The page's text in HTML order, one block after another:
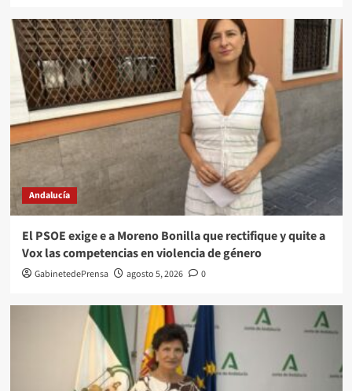
Andalucía
El PSOE exige e a Moreno Bonilla que rectifique y quite a
Vox las competencias en violencia de género
GabinetedePrensa agosto 5, 2026 0